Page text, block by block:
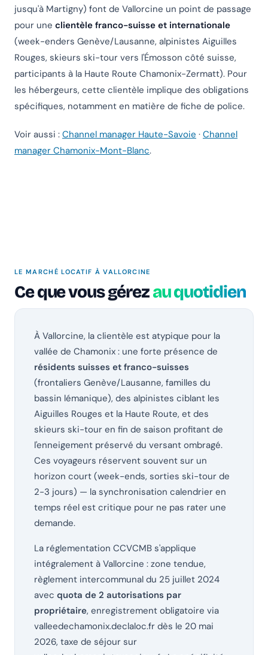
jusqu'à Martigny) font de Vallorcine un point de passage
pour une clientèle franco-suisse et internationale
(week-enders Genève/Lausanne, alpinistes Aiguilles
Rouges, skieurs ski-tour vers l'Émosson côté suisse,
participants à la Haute Route Chamonix-Zermatt). Pour
les hébergeurs, cette clientèle implique des obligations
spécifiques, notamment en matière de fiche de police.
Voir aussi : Channel manager Haute-Savoie · Channel
manager Chamonix-Mont-Blanc.
LE MARCHÉ LOCATIF À VALLORCINE
Ce que vous gérezau quotidien
À Vallorcine, la clientèle est atypique pour la
vallée de Chamonix : une forte présence de
résidents suisses et franco-suisses
(frontaliers Genève/Lausanne, familles du
bassin lémanique), des alpinistes ciblant les
Aiguilles Rouges et la Haute Route, et des
skieurs ski-tour en fin de saison profitant de
l'enneigement préservé du versant ombragé.
Ces voyageurs réservent souvent sur un
horizon court (week-ends, sorties ski-tour de
2-3 jours) — la synchronisation calendrier en
temps réel est critique pour ne pas rater une
demande.
La réglementation CCVCMB s'applique
intégralement à Vallorcine : zone tendue,
règlement intercommunal du 25 juillet 2024
avec quota de 2 autorisations par
propriétaire, enregistrement obligatoire via
valleedechamonix.declaloc.fr dès le 20 mai
2026, taxe de séjour sur